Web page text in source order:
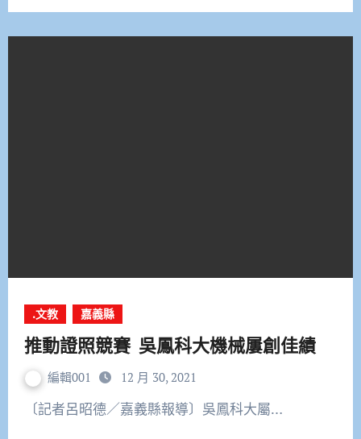
.文教 嘉義縣
推動證照競賽 吳鳳科大機械屢創佳績
編輯001 12 月 30, 2021
〔記者呂昭德／嘉義縣報導〕吳鳳科大屬…